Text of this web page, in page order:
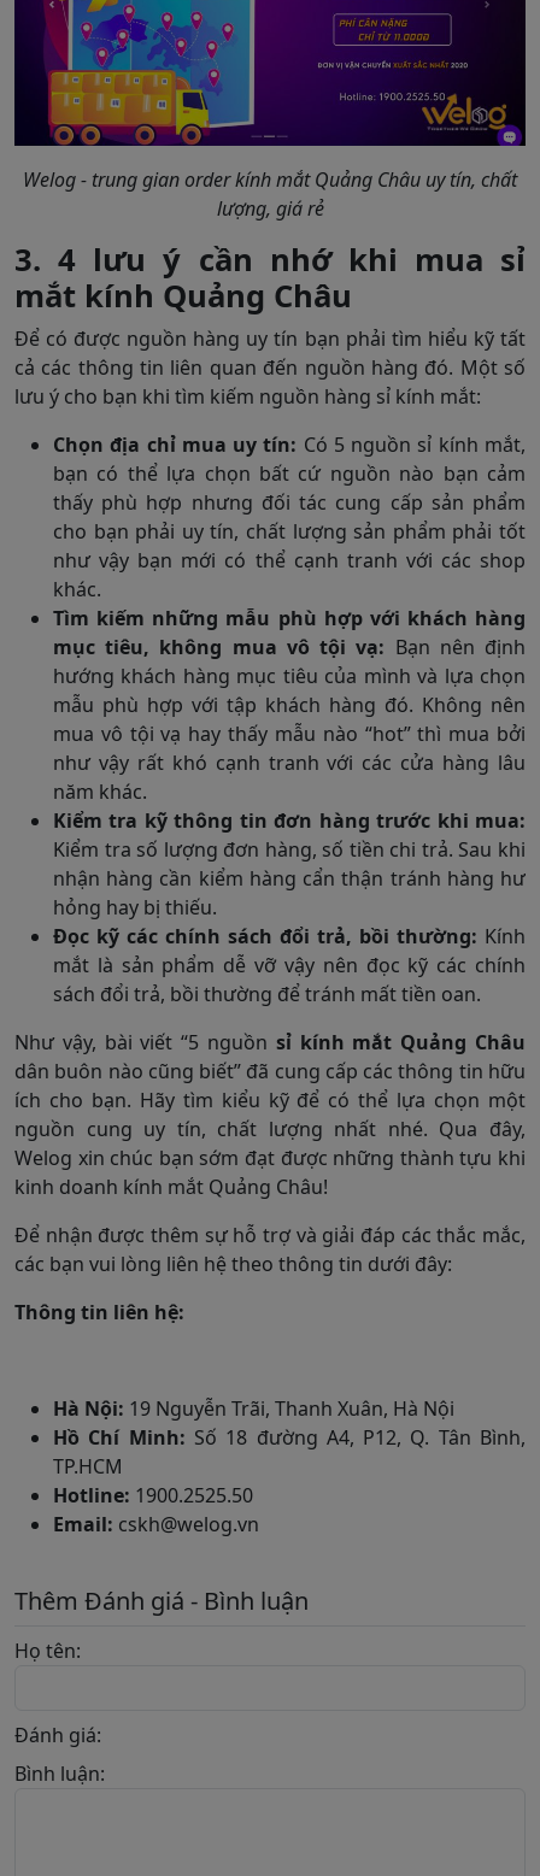
Welog - trung gian order kính mắt Quảng Châu uy tín, chất
lượng, giá rẻ
3. 4 lưu ý cần nhớ khi mua sỉ
mắt kính Quảng Châu
Để có được nguồn hàng uy tín bạn phải tìm hiểu kỹ tất
cả các thông tin liên quan đến nguồn hàng đó. Một số
lưu ý cho bạn khi tìm kiếm nguồn hàng sỉ kính mắt:
Chọn địa chỉ mua uy tín: Có 5 nguồn sỉ kính mắt,
bạn có thể lựa chọn bất cứ nguồn nào bạn cảm
thấy phù hợp nhưng đối tác cung cấp sản phẩm
cho bạn phải uy tín, chất lượng sản phẩm phải tốt
như vậy bạn mới có thể cạnh tranh với các shop
khác.
Tìm kiếm những mẫu phù hợp với khách hàng
mục tiêu, không mua vô tội vạ: Bạn nên định
hướng khách hàng mục tiêu của mình và lựa chọn
mẫu phù hợp với tập khách hàng đó. Không nên
mua vô tội vạ hay thấy mẫu nào “hot” thì mua bởi
như vậy rất khó cạnh tranh với các cửa hàng lâu
năm khác.
Kiểm tra kỹ thông tin đơn hàng trước khi mua:
Kiểm tra số lượng đơn hàng, số tiền chi trả. Sau khi
nhận hàng cần kiểm hàng cẩn thận tránh hàng hư
hỏng hay bị thiếu.
Đọc kỹ các chính sách đổi trả, bồi thường: Kính
mắt là sản phẩm dễ vỡ vậy nên đọc kỹ các chính
sách đổi trả, bồi thường để tránh mất tiền oan.
Như vậy, bài viết “5 nguồn sỉ kính mắt Quảng Châu
dân buôn nào cũng biết” đã cung cấp các thông tin hữu
ích cho bạn. Hãy tìm kiểu kỹ để có thể lựa chọn một
nguồn cung uy tín, chất lượng nhất nhé. Qua đây,
Welog xin chúc bạn sớm đạt được những thành tựu khi
kinh doanh kính mắt Quảng Châu!
Để nhận được thêm sự hỗ trợ và giải đáp các thắc mắc,
các bạn vui lòng liên hệ theo thông tin dưới đây:
Thông tin liên hệ:
Hà Nội: 19 Nguyễn Trãi, Thanh Xuân, Hà Nội
Hồ Chí Minh: Số 18 đường A4, P12, Q. Tân Bình,
TP.HCM
Hotline: 1900.2525.50
Email: cskh@welog.vn
Thêm Đánh giá - Bình luận
Họ tên:
Đánh giá:
Bình luận: